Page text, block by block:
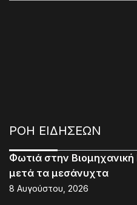
ΡΟΗ ΕΙΔΗΣΕΩΝ
Φωτιά στην Βιομηχανική
μετά τα μεσάνυχτα
8 Αυγούστου, 2026